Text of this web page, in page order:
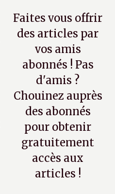
Faites vous offrir
des articles par
vos amis
abonnés ! Pas
d'amis ?
Chouinez auprès
des abonnés
pour obtenir
gratuitement
accès aux
articles !